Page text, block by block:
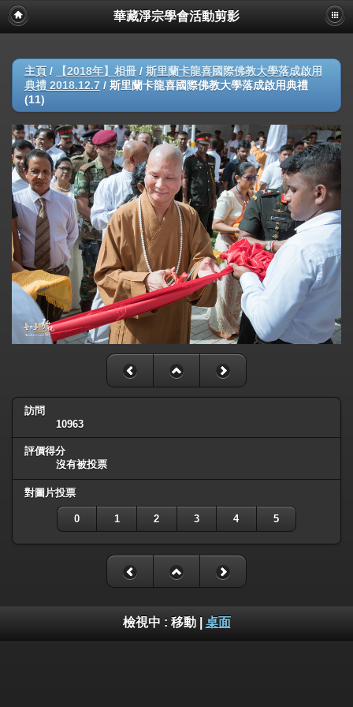
華藏淨宗學會活動剪影
主頁 / 【2018年】相冊 / 斯里蘭卡龍喜國際佛教大學落成啟用
典禮 2018.12.7 / 斯里蘭卡龍喜國際佛教大學落成啟用典禮
(11)
訪問
10963
評價得分
沒有被投票
對圖片投票
0 1 2 3 4 5
檢視中 : 移動| 桌面